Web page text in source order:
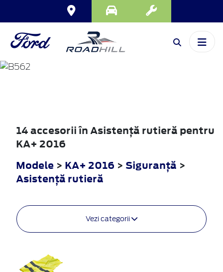
KA+
14 accesorii în Asistenţă rutieră pentru
KA+ 2016
Modele > KA+ 2016 > Siguranţă >
Asistenţă rutieră
Vezi categorii